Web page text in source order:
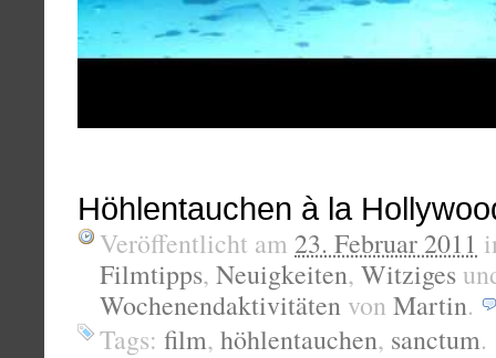
Höhlentauchen à la
Veröffentlicht am 23. Februar 2011
Filmtipps, Neuigkeiten, Witziges
Wochenendaktivitäten von Martin.
Tags: film, höhlentauchen, sanctum.